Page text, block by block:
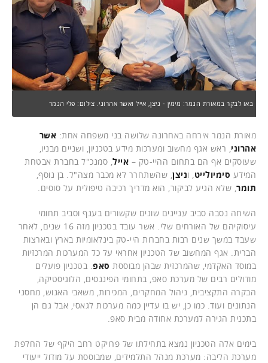
באו לבקר במאורת הנמר: מימין - ניצן, אייל ואשר אהרוני. צילום: פלי הנמר
מאורת הנמר אירחה באחרונה שלושה בני משפחה אחת: אשר
אהרוני , ראש אגף מחשוב ומערכות מידע בטכניון, ושניים מבניו,
שעוסקים אף הם בתחום ההיי-טק – אייל , סמנכ"ל בחברת אבטחת
המידע סימיולייט , וניצן , שהשתחרר לא מכבר מצה"ל. בן נוסף,
תומר , שלא הגיע לביקור, הוא מדריך רכיבה טיפולית על סוסים.
השיחה נסבה סביב עניינים שונים שקשורים בענף וסביב תחומי
עיסוקיהם של האורחים שלי. אשר עובד בטכניון מזה 16 שנים, לאחר
שעבד במשך שנים רבות בחברות היי-טק בינלאומיות בארץ ובארצות
הברית. אגף המחשוב של הטכניון אחראי על כל המערכות המרכזיות
במוסד האקדמי, שהמרכזית שבהן מבוססת סאפ . בטכניון פועלים
מודולים רבים של מערכת סאפ, בתחומי הפיננסים, הלוגיסטיקה,
הבקרה התקציבית, ניהול המחקרים, המכירות, משאבי האנוש, מחסני
הנתונים ועוד. כמו כן, יש בו עדיין כמה מערכות לגאסי, אבל גם הן
בתכנית הגירה למערכת אחודה מבית סאפ.
בימים אלה הטכניון נמצא בתחילתו של פרויקט רחב היקף של החלפת
מערכת הליבה: מערכת מנהל התלמידים, שמבוססת על מודול ייעודי